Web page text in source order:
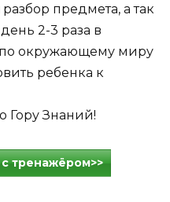
предмета, а так
2-3 раза в
окружающему миру
ребенка к
Гору Знаний!
тренажёром>>